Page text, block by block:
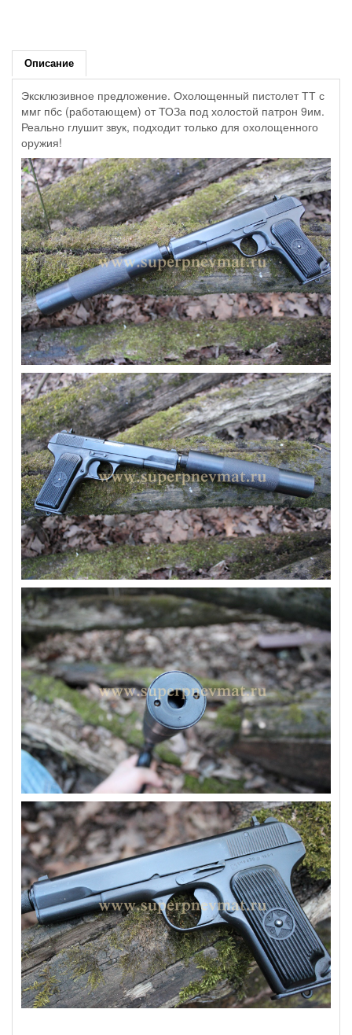
Описание
Эксклюзивное предложение. Охолощенный пистолет ТТ с
ммг пбс (работающем) от ТОЗа под холостой патрон 9им.
Реально глушит звук, подходит только для охолощенного
оружия!